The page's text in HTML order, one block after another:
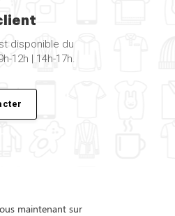
disponible du
12h | 14h-17h.
maintenant sur